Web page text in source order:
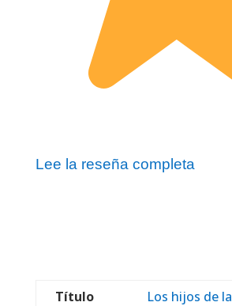
Lee la reseña completa
Título
Los hijos de la